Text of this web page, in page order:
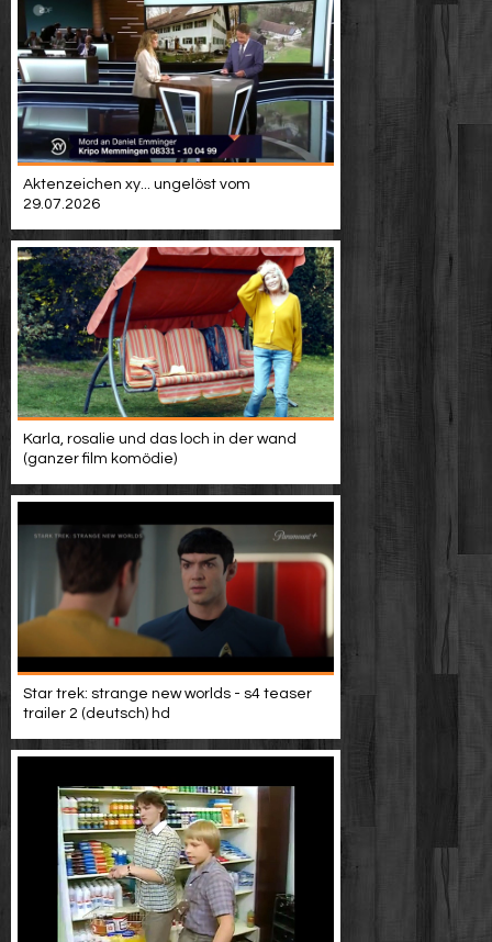
Aktenzeichen xy... ungelöst vom
29.07.2026
Karla, rosalie und das loch in der wand
(ganzer film komödie)
Star trek: strange new worlds - s4 teaser
trailer 2 (deutsch) hd